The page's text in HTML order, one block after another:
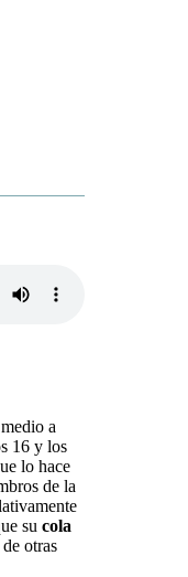
a
16 y los
lo hace
de la
su cola
otras